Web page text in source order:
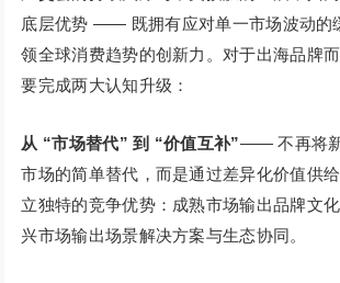
底层优势 —— 既拥有应对单一市场波动的
领全球消费趋势的创新力。对于出海品牌
要完成两大认知升级：
从 “市场替代” 到 “价值互补”—— 不再将
市场的简单替代，而是通过差异化价值供
立独特的竞争优势：成熟市场输出品牌文
兴市场输出场景解决方案与生态协同。